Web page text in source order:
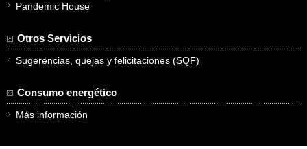
Pandemic House
Otros Servicios
Sugerencias, quejas y felicitaciones (SQF)
Consumo energético
Más información